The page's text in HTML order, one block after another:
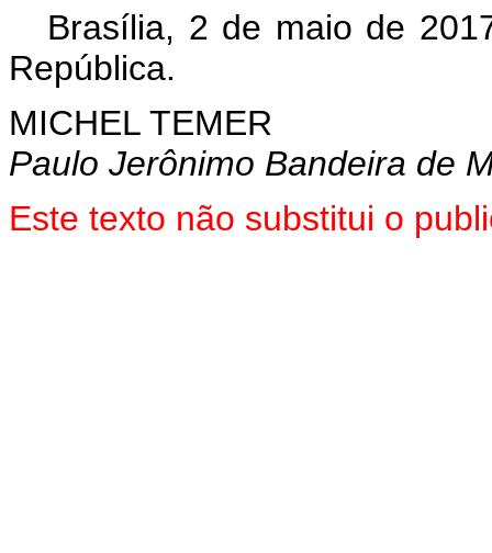
Brasília, 2 de maio de
República.
MICHEL TEMER
Paulo Jerônimo Bandeira de
Este texto não substitui o